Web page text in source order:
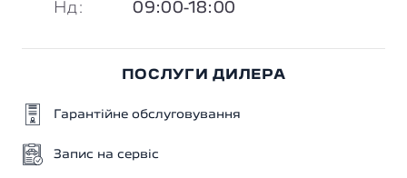
Нд: 09:00-18:00
ПОСЛУГИ ДИЛЕРА
Гарантійне обслуговування
Запис на сервіс